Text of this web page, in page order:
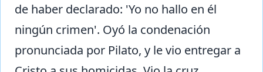
de haber declarado: 'Yo no hallo en él
ningún crimen'. Oyó la condenación
pronunciada por Pilato, y le vio entregar a